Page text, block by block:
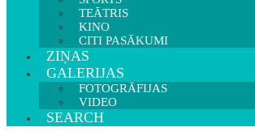
TEĀTRIS
KINO
CITI PASĀKUMI
ZIŅAS
GALERIJAS
FOTOGRĀFIJAS
VIDEO
SEARCH